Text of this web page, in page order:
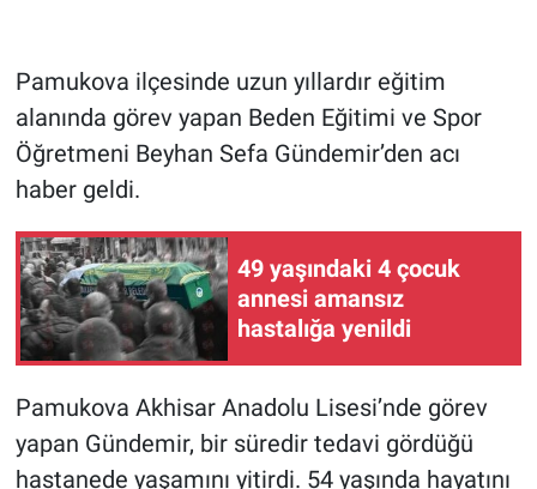
Pamukova ilçesinde uzun yıllardır eğitim
alanında görev yapan Beden Eğitimi ve Spor
Öğretmeni Beyhan Sefa Gündemir’den acı
haber geldi.
49 yaşındaki 4 çocuk
annesi amansız
hastalığa yenildi
Pamukova Akhisar Anadolu Lisesi’nde görev
yapan Gündemir, bir süredir tedavi gördüğü
hastanede yaşamını yitirdi. 54 yaşında hayatını